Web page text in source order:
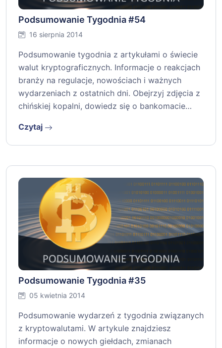
Podsumowanie Tygodnia #54
16 sierpnia 2014
Podsumowanie tygodnia z artykułami o świecie
walut kryptograficznych. Informacje o reakcjach
branży na regulacje, nowościach i ważnych
wydarzeniach z ostatnich dni. Obejrzyj zdjęcia z
chińskiej kopalni, dowiedz się o bankomacie…
Czytaj
Podsumowanie Tygodnia #35
05 kwietnia 2014
Podsumowanie wydarzeń z tygodnia związanych
z kryptowalutami. W artykule znajdziesz
informacje o nowych giełdach, zmianach